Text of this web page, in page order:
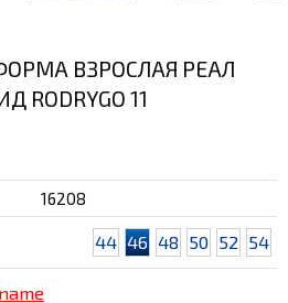
ВЗРОСЛАЯ РЕАЛ
RODRYGO 11
16208
44 46 48 50 52 54